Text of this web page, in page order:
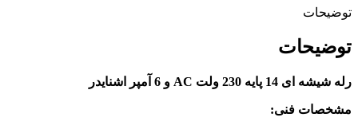
توضیحات
توضیحات
رله شیشه ای 14 پایه 230 ولت AC و 6 آمپر اشنایدر
مشخصات فنی: